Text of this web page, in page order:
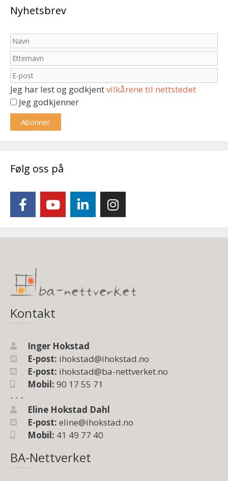
Nyhetsbrev
Jeg har lest og godkjentvilkårene til nettstedet
Jeg godkjenner
Følg oss på
Kontakt
Inger Hokstad
E-post: ihokstad@ihokstad.no
E-post: ihokstad@ba-nettverket.no
Mobil: 90 17 55 71
- - -
Eline Hokstad Dahl
E-post: eline@ihokstad.no
Mobil: 41 49 77 40
BA-Nettverket